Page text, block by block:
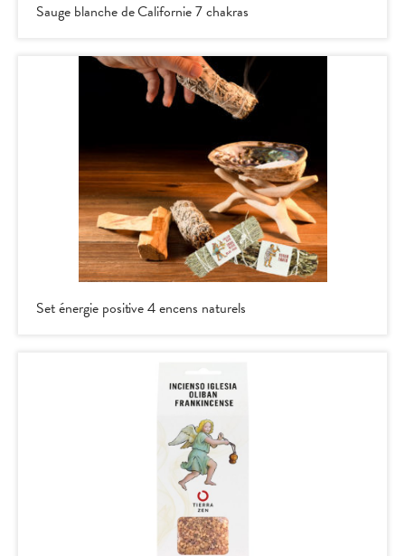
Sauge blanche de Californie 7 chakras
Set énergie positive 4 encens naturels